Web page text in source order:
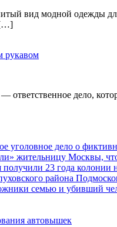
вид модной одежды для
[…]
рукавом
ответственное дело,
уголовное дело о
жительницу Москвы,
23 года колонии
района
семью и убивший